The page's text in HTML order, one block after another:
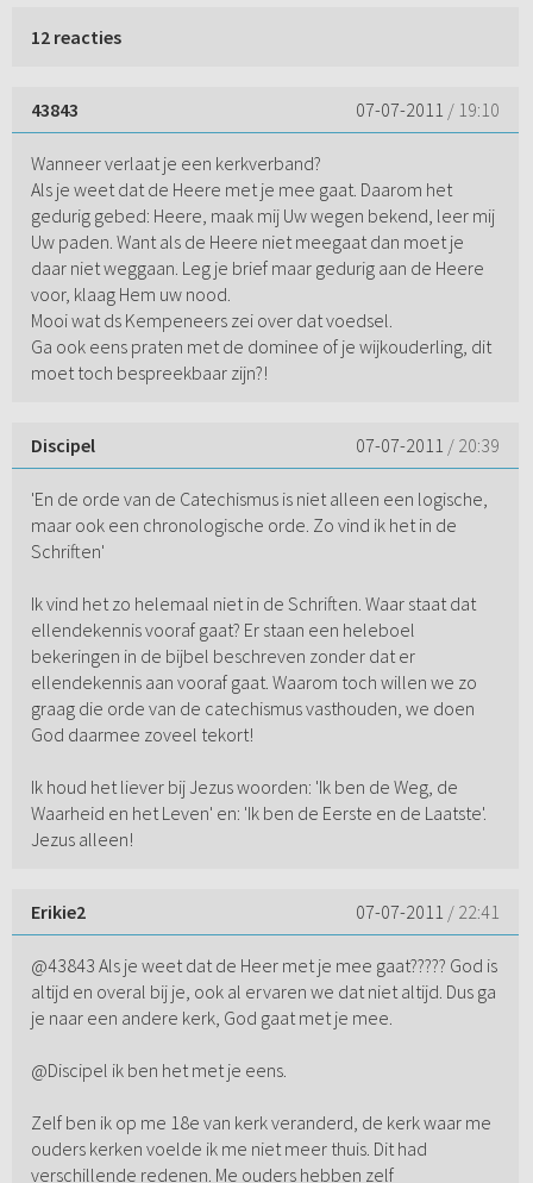
12 reacties
43843 07-07-2011 / 19:10
Wanneer verlaat je een kerkverband?
Als je weet dat de Heere met je mee gaat. Daarom het
gedurig gebed: Heere, maak mij Uw wegen bekend, leer mij
Uw paden. Want als de Heere niet meegaat dan moet je
daar niet weggaan. Leg je brief maar gedurig aan de Heere
voor, klaag Hem uw nood.
Mooi wat ds Kempeneers zei over dat voedsel.
Ga ook eens praten met de dominee of je wijkouderling, dit
moet toch bespreekbaar zijn?!
Discipel 07-07-2011 / 20:39
'En de orde van de Catechismus is niet alleen een logische,
maar ook een chronologische orde. Zo vind ik het in de
Schriften'
Ik vind het zo helemaal niet in de Schriften. Waar staat dat
ellendekennis vooraf gaat? Er staan een heleboel
bekeringen in de bijbel beschreven zonder dat er
ellendekennis aan vooraf gaat. Waarom toch willen we zo
graag die orde van de catechismus vasthouden, we doen
God daarmee zoveel tekort!
Ik houd het liever bij Jezus woorden: 'Ik ben de Weg, de
Waarheid en het Leven' en: 'Ik ben de Eerste en de Laatste'.
Jezus alleen!
Erikie2 07-07-2011 / 22:41
@43843 Als je weet dat de Heer met je mee gaat????? God is
altijd en overal bij je, ook al ervaren we dat niet altijd. Dus ga
je naar een andere kerk, God gaat met je mee.
@Discipel ik ben het met je eens.
Zelf ben ik op me 18e van kerk veranderd, de kerk waar me
ouders kerken voelde ik me niet meer thuis. Dit had
verschillende redenen. Me ouders hebben zelf